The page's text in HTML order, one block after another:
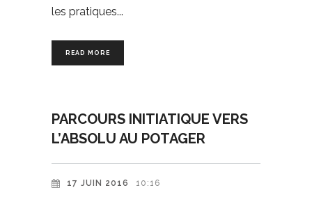
les pratiques
READ MORE
PARCOURS INITIATIQUE VERS
L’ABSOLU AU POTAGER
17 JUIN 2016
10:16